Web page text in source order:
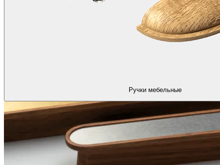
Ручки мебельные